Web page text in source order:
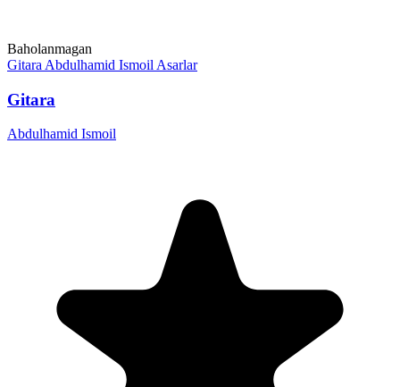
Baholanmagan
Gitara Abdulhamid Ismoil Asarlar
Gitara
Abdulhamid Ismoil